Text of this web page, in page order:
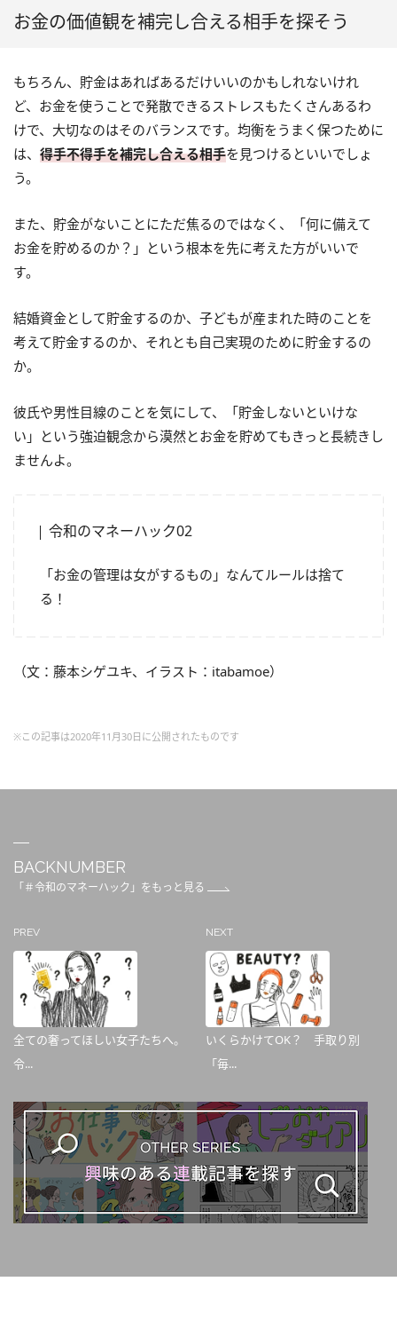
お金の価値観を補完し合える相手を探そう
もちろん、貯金はあればあるだけいいのかもしれないけれ
ど、お金を使うことで発散できるストレスもたくさんあるわ
けで、大切なのはそのバランスです。均衡をうまく保つために
は、 得手不得手を補完し合える相手を見つけるといいでしょ
う。
また、貯金がないことにただ焦るのではなく、「何に備えて
お金を貯めるのか？」という根本を先に考えた方がいいで
す。
結婚資金として貯金するのか、子どもが産まれた時のことを
考えて貯金するのか、それとも自己実現のために貯金するの
か。
彼氏や男性目線のことを気にして、「貯金しないといけな
い」という強迫観念から漠然とお金を貯めてもきっと長続きし
ませんよ。
令和のマネーハック02
「お金の管理は女がするもの」なんてルールは捨て
る！
（文：藤本シゲユキ、イラスト：itabamoe）
※この記事は2020年11月30日に公開されたものです
BACKNUMBER
「＃令和のマネーハック」をもっと見る
PREV
全ての奢ってほしい女子たちへ。
令...
NEXT
いくらかけてOK？ 手取り別
「毎...